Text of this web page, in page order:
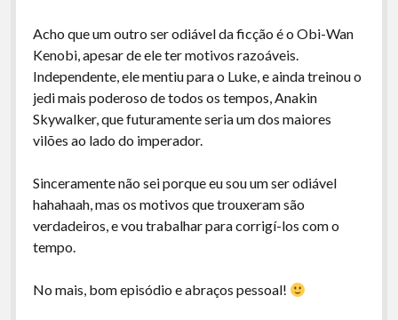
Acho que um outro ser odiável da ficção é o Obi-Wan
Kenobi, apesar de ele ter motivos razoáveis.
Independente, ele mentiu para o Luke, e ainda treinou o
jedi mais poderoso de todos os tempos, Anakin
Skywalker, que futuramente seria um dos maiores
vilões ao lado do imperador.
Sinceramente não sei porque eu sou um ser odiável
hahahaah, mas os motivos que trouxeram são
verdadeiros, e vou trabalhar para corrigí-los com o
tempo.
No mais, bom episódio e abraços pessoal!